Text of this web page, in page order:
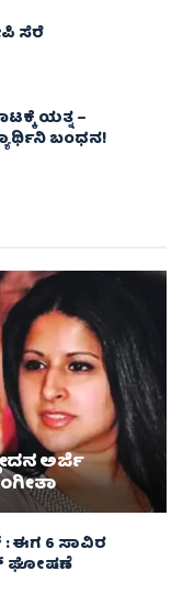
ಸೆರೆ
ಯತ್ನ –
ಬಂಧನ!
ಅರ್ಜಿ
ಈಗ 6 ಸಾವಿರ
ಘೋಷಣೆ